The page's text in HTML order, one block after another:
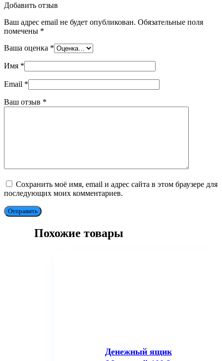
Добавить отзыв
Ваш адрес email не будет опубликован. Обязательные поля
помечены *
Ваша оценка *
Имя *
Email *
Ваш отзыв *
Сохранить моё имя, email и адрес сайта в этом браузере для
последующих моих комментариев.
Отправить
Похожие товары
Денежный ящик